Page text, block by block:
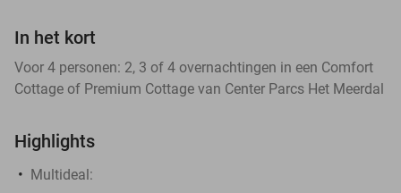
In het kort
Voor 4 personen: 2, 3 of 4 overnachtingen in een Comfort
Cottage of Premium Cottage van Center Parcs Het Meerdal
Highlights
Multideal: